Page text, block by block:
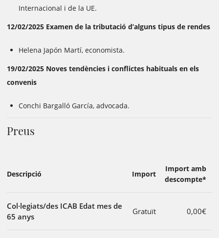
Internacional i de la UE.
12/02/2025 Examen de la tributació d’alguns tipus de rendes
Helena Japón Martí, economista.
19/02/2025 Noves tendències i conflictes habituals en els
convenis
Conchi Bargalló García, advocada.
Preus
Descripció Import
Import amb
descompte*
Col·legiats/des ICAB Edat mes de
65 anys
Gratuït 0,00€